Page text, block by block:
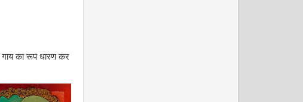
गाय का रूप धारण कर